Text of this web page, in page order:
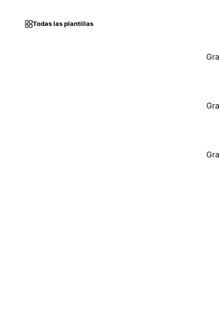
Todas las plantillas